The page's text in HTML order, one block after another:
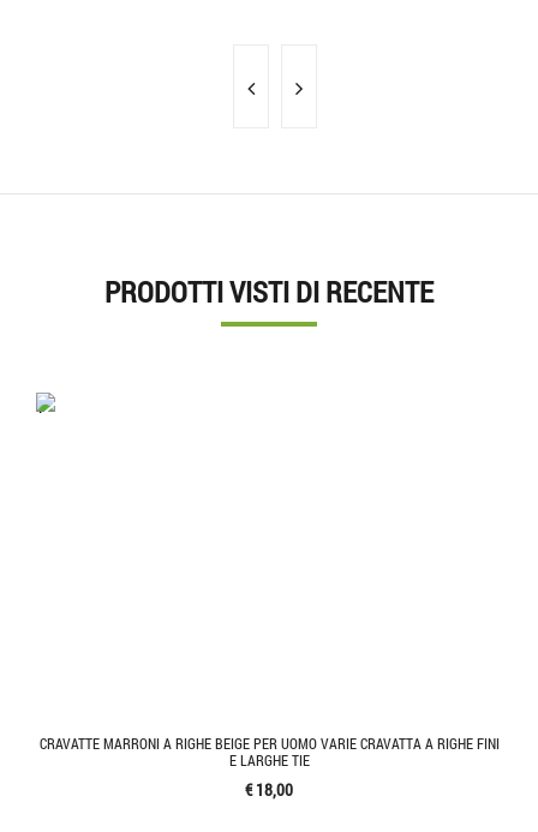
PRODOTTI VISTI DI RECENTE
'.'
CRAVATTE MARRONI A RIGHE BEIGE PER UOMO VARIE CRAVATTA A RIGHE FINI
E LARGHE TIE
€ 18,00